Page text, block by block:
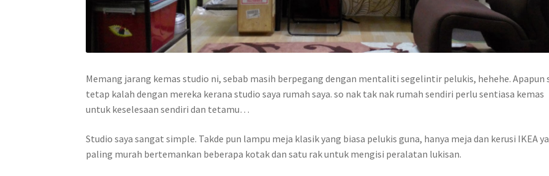
Memang jarang kemas studio ni, sebab masih berpegang dengan mentaliti segelintir pelukis, hehehe. Apapun
tetap kalah dengan mereka kerana studio saya rumah saya. so nak tak nak rumah sendiri perlu sentiasa kemas
untuk keselesaan sendiri dan tetamu…
Studio saya sangat simple. Takde pun lampu meja klasik yang biasa pelukis guna, hanya meja dan kerusi IKEA
paling murah bertemankan beberapa kotak dan satu rak untuk mengisi peralatan lukisan.